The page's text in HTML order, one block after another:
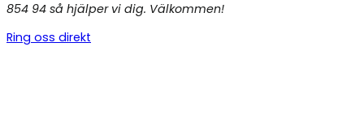
854 94 så hjälper vi dig. Välkommen!
Ring oss direkt